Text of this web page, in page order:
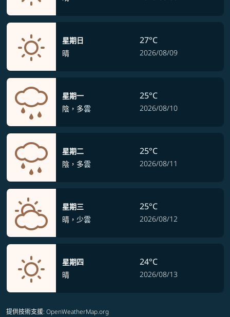
星期日
晴
27°C
2026/08/09
星期一
陰，多雲
25°C
2026/08/10
星期二
陰，多雲
25°C
2026/08/11
星期三
晴，少雲
25°C
2026/08/12
星期四
晴
24°C
2026/08/13
提供技術支援: OpenWeatherMap.org